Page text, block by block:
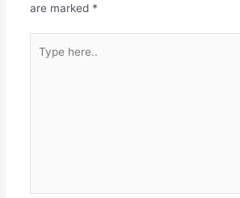
are marked *
here..